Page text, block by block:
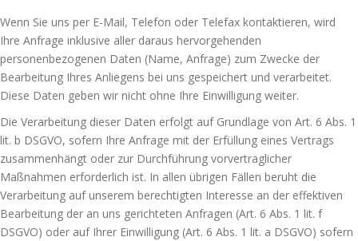
Wenn Sie uns per E-Mail, Telefon oder Telefax kontaktieren, wird
Ihre Anfrage inklusive aller daraus hervorgehenden
personenbezogenen Daten (Name, Anfrage) zum Zwecke der
Bearbeitung Ihres Anliegens bei uns gespeichert und verarbeitet.
Diese Daten geben wir nicht ohne Ihre Einwilligung weiter.
Die Verarbeitung dieser Daten erfolgt auf Grundlage von Art. 6 Abs. 1
lit. b DSGVO, sofern Ihre Anfrage mit der Erfüllung eines Vertrags
zusammenhängt oder zur Durchführung vorvertraglicher
Maßnahmen erforderlich ist. In allen übrigen Fällen beruht die
Verarbeitung auf unserem berechtigten Interesse an der effektiven
Bearbeitung der an uns gerichteten Anfragen (Art. 6 Abs. 1 lit. f
DSGVO) oder auf Ihrer Einwilligung (Art. 6 Abs. 1 lit. a DSGVO) sofern